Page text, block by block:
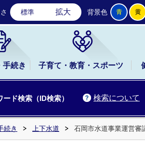
石岡市公式ホームページ
標準 拡大 背景色 青 黄
手続き 子育て・教育・スポーツ
検索について
ード検索（ID検索）
続き 上下水道 石岡市水道事業運営審